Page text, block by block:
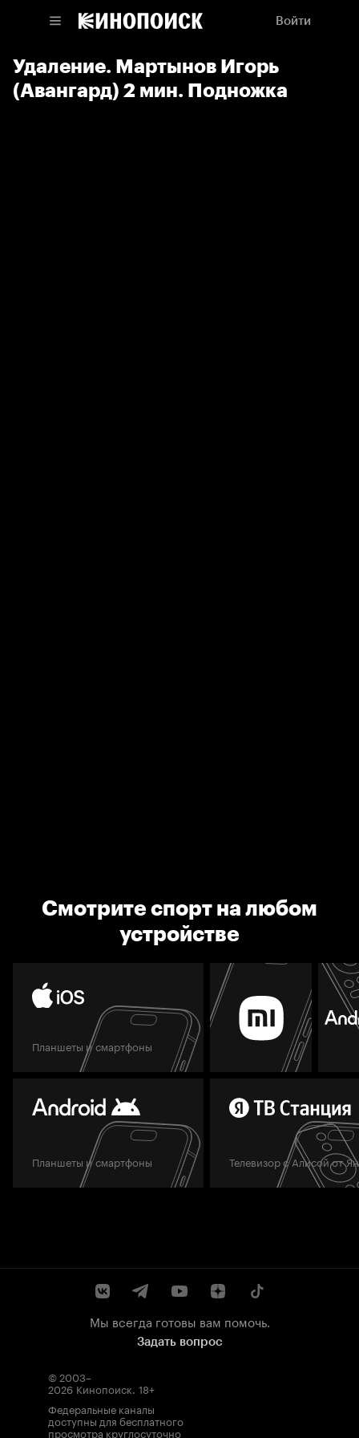
Войти
Удаление. Мартынов Игорь
(Авангард) 2 мин. Подножка
Смотрите спорт на любом
устройстве
Планшеты и смартфоны
Планшеты и смартфоны Телевизор с Алисой от
Мы всегда готовы вам помочь.
Задать вопрос
© 2003–
2026 Кинопоиск. 18+
Федеральные каналы
доступны для бесплатного
просмотра круглосуточно